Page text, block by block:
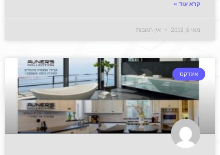
קרא עוד »
מאי 6, 2019 אין תגובות
אינדקס